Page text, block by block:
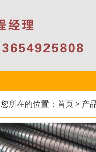
您所在的位置： 首页> 产